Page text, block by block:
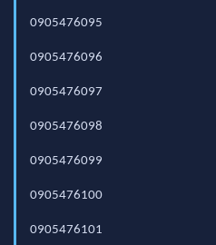
0905476095
0905476096
0905476097
0905476098
0905476099
0905476100
0905476101